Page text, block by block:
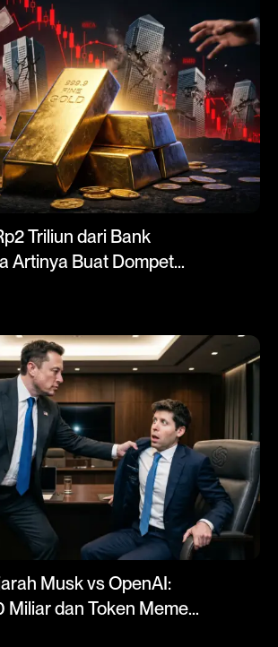
Triliun dari Bank
Artinya Buat Dompet
Musk vs OpenAI:
Miliar dan Token Meme